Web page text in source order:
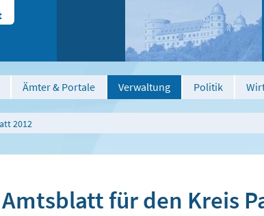
Ämter & Portale Verwaltung Politik
2012
Amtsblatt für den Kreis